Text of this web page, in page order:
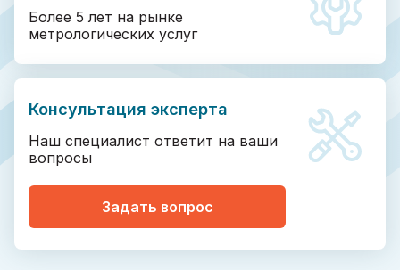
Более 5 лет на рынке
метрологических услуг
Консультация эксперта
Наш специалист ответит на ваши
вопросы
Задать вопрос